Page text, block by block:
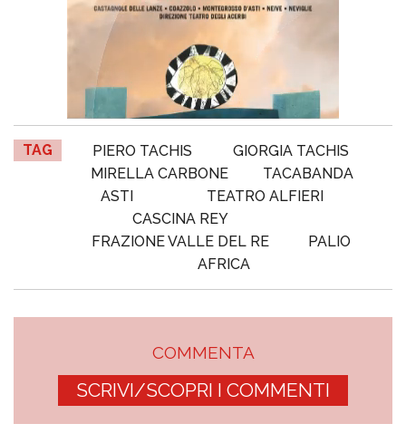
TAG PIERO TACHIS
GIORGIA TACHIS
MIRELLA CARBONE
TACABANDA
ASTI
TEATRO ALFIERI
CASCINA REY
FRAZIONE VALLE DEL RE
PALIO
AFRICA
COMMENTA
SCRIVI/SCOPRI I COMMENTI